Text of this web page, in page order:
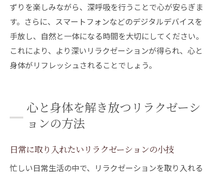
ずりを楽しみながら、深呼吸を行うことで心が安らぎま
す。さらに、スマートフォンなどのデジタルデバイスを
手放し、自然と一体になる時間を大切にしてください。
これにより、より深いリラクゼーションが得られ、心と
身体がリフレッシュされることでしょう。
心と身体を解き放つリラクゼーシ
ョンの方法
日常に取り入れたいリラクゼーションの小技
忙しい日常生活の中で、リラクゼーションを取り入れる